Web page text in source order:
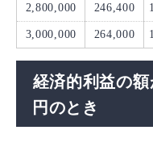
2,800,000 246,400
3,000,000 264,000
経済的利益の
円のとき